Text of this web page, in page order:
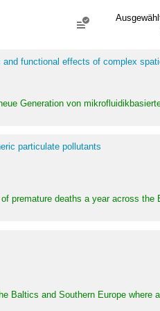
functional effects of complex
Generation von
particulate pollutants
premature deaths a year across
Baltics and Southern Europe